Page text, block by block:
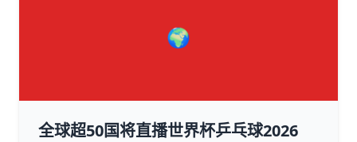
🌍
全球超50国将直播世界杯乒乓球2026